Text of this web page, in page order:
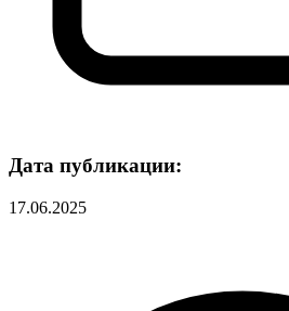
Дата публикации:
17.06.2025